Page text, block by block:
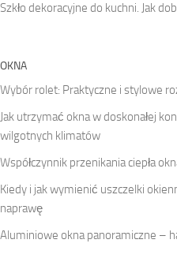
Szkło dekoracyjne do kuchni. Jak
OKNA
Wybór rolet: Praktyczne i stylowe
Jak utrzymać okna w doskonałej
wilgotnych klimatów
Współczynnik przenikania ciepła
Kiedy i jak wymienić uszczelki
naprawę
Aluminiowe okna panoramiczne –